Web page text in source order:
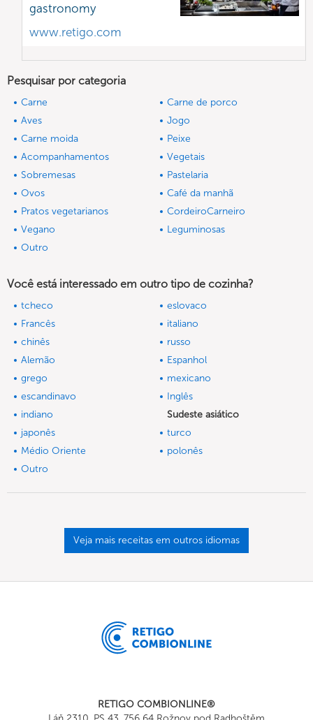
gastronomy
www.retigo.com
Pesquisar por categoria
Carne
Carne de porco
Aves
Jogo
Carne moida
Peixe
Acompanhamentos
Vegetais
Sobremesas
Pastelaria
Ovos
Café da manhã
Pratos vegetarianos
CordeiroCarneiro
Vegano
Leguminosas
Outro
Você está interessado em outro tipo de cozinha?
tcheco
eslovaco
Francês
italiano
chinês
russo
Alemão
Espanhol
grego
mexicano
escandinavo
Inglês
indiano
Sudeste asiático
japonês
turco
Médio Oriente
polonês
Outro
Veja mais receitas em outros idiomas
RETIGO COMBIONLINE®